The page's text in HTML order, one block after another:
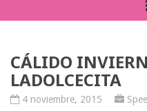
CÁLIDO
LADOLCECITA
4 noviembre, 2015